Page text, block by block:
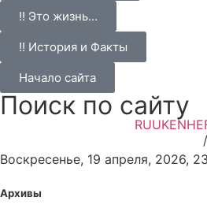
!! Это жизнь…
!! История и Факты
Начало сайта
Поиск по сайту
RUUKENHE
Воскресенье, 19 апреля, 2026,
Архивы